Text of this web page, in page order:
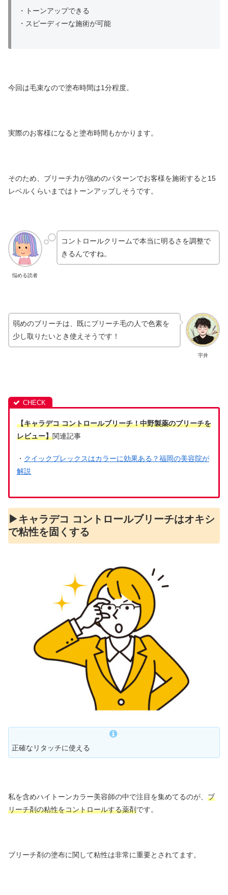
・トーンアップできる
・スピーディーな施術が可能
今回は毛束なので塗布時間は1分程度。
実際のお客様になると塗布時間もかかります。
そのため、ブリーチ力が強めのパターンでお客様を施術すると15
レベルくらいまではトーンアップしそうです。
悩める読者
コントロールクリームで本当に明るさを調整で
きるんですね。
宇井
弱めのブリーチは、既にブリーチ毛の人で色素を
少し取りたいとき使えそうです！
【キャラデコ コントロールブリーチ！中野製薬のブリーチを
レビュー】関連記事
・ クイックプレックスはカラーに効果ある？福岡の美容院が
解説
▶︎キャラデコ コントロールブリーチはオキシ
で粘性を固くする
正確なリタッチに使える
私を含めハイトーンカラー美容師の中で注目を集めてるのが、 ブ
リーチ剤の粘性をコントロールする薬剤です。
ブリーチ剤の塗布に関して粘性は非常に重要とされてます。